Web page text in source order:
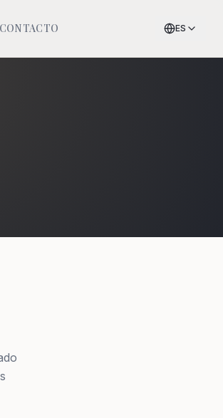
CONTACTO ES